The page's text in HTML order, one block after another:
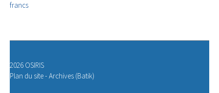
francs
2026 OSIRIS
Plan du site- Archives (Batik)